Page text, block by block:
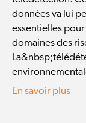
données va lui
essentielles pour
domaines des
En savoir plus